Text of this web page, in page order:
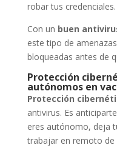
robar tus credenciales.
Con un buen
este tipo de
bloqueadas antes de
Protección
autónomos en
Protección
antivirus. Es
eres autónomo, deja
trabajar en remoto de